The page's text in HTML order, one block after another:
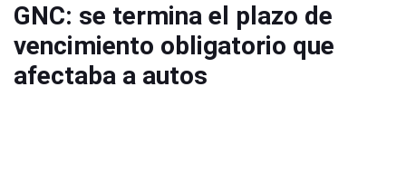
GNC: se termina el plazo de
vencimiento obligatorio que
afectaba a autos